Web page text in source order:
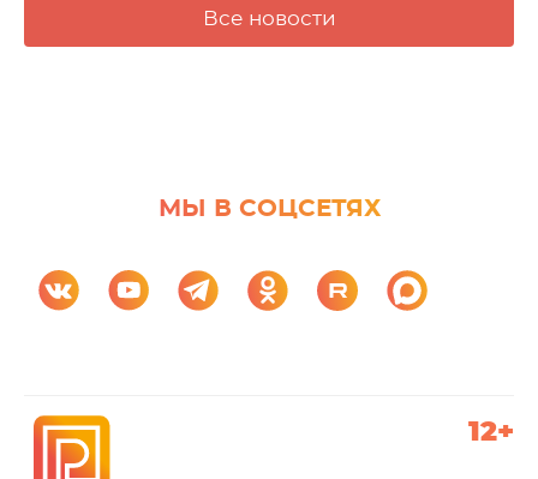
Все новости
МЫ В СОЦСЕТЯХ
12+